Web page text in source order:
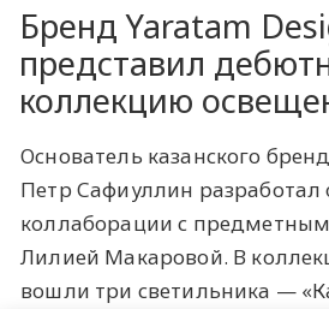
Бренд Yaratam
представил
коллекцию
Основатель казанского
Петр Сафиуллин разработал
коллаборации с
Лилией Макаровой. В
вошли три светильника —